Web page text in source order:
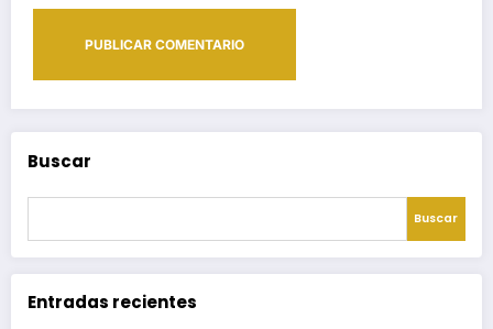
Buscar
Buscar
Entradas recientes